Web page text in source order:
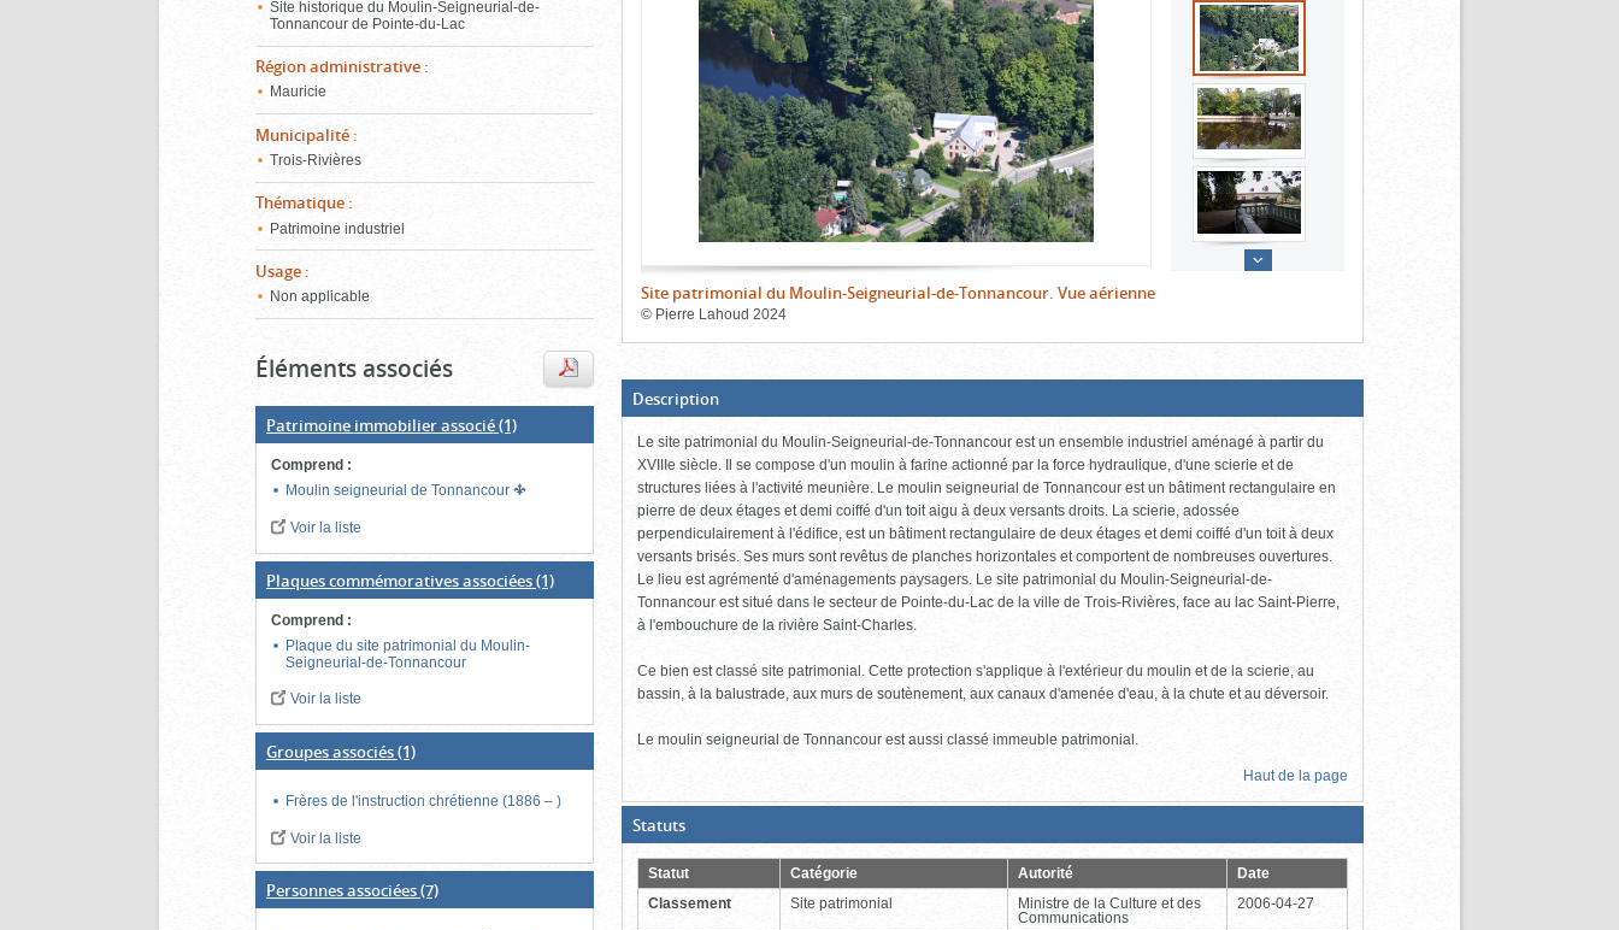
Site historique du Moulin-Seigneurial-de-
Tonnancour de Pointe-du-Lac
Région administrative :
Mauricie
Municipalité :
Trois-Rivières
Thématique :
Patrimoine industriel
Usage :
Non applicable
Éléments associés
Patrimoine immobilier associé(1)
Comprend :
Moulin seigneurial de Tonnancour
Voir la liste
Plaques commémoratives associées(1)
Comprend :
Plaque du site patrimonial du Moulin-
Seigneurial-de-Tonnancour
Voir la liste
Groupes associés(1)
Frères de l'instruction chrétienne (1886 – )
Voir la liste
Personnes associées(7)
le
contenu)
le
contenu)
l'onglet
Images
Site patrimonial du Moulin-Seigneurial-de-Tonnancour. Vue aérienne
© Pierre Lahoud 2024
bloc
d'onglets
Description(Boite
ouverte,
cliquer
pour
fermer)
Le site patrimonial du Moulin-Seigneurial-de-Tonnancour est un ensemble industriel aménagé à partir du
XVIIIe siècle. Il se compose d'un moulin à farine actionné par la force hydraulique, d'une scierie et de
structures liées à l'activité meunière. Le moulin seigneurial de Tonnancour est un bâtiment rectangulaire en
pierre de deux étages et demi coiffé d'un toit aigu à deux versants droits. La scierie, adossée
perpendiculairement à l'édifice, est un bâtiment rectangulaire de deux étages et demi coiffé d'un toit à deux
versants brisés. Ses murs sont revêtus de planches horizontales et comportent de nombreuses ouvertures.
Le lieu est agrémenté d'aménagements paysagers. Le site patrimonial du Moulin-Seigneurial-de-
Tonnancour est situé dans le secteur de Pointe-du-Lac de la ville de Trois-Rivières, face au lac Saint-Pierre,
à l'embouchure de la rivière Saint-Charles.
Ce bien est classé site patrimonial. Cette protection s'applique à l'extérieur du moulin et de la scierie, au
bassin, à la balustrade, aux murs de soutènement, aux canaux d'amenée d'eau, à la chute et au déversoir.
Le moulin seigneurial de Tonnancour est aussi classé immeuble patrimonial.
Haut de la page
Statuts(Boite
ouverte,
cliquer
pour
fermer)
Statut Catégorie Autorité
Date
Classement
Site patrimonial
Ministre de la Culture et des
Communications
2006-04-27